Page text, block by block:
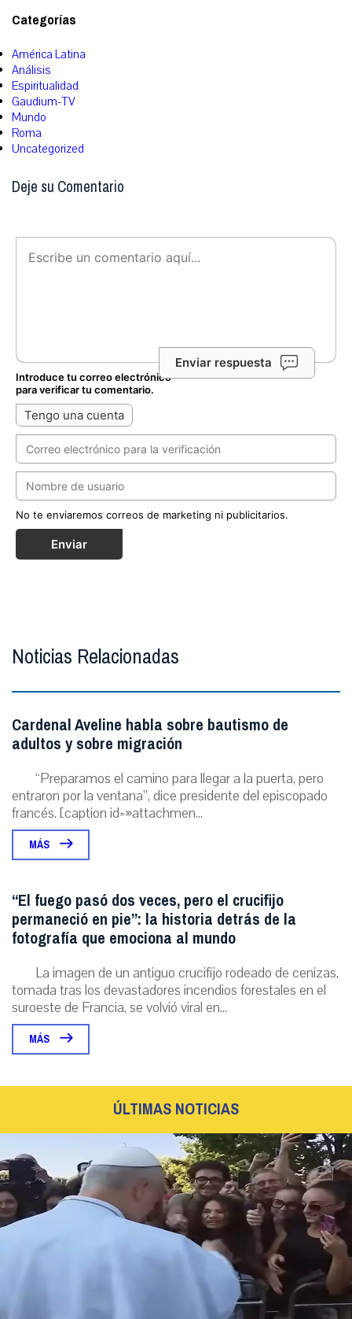
Categorías
América Latina
Análisis
Espiritualidad
Gaudium-TV
Mundo
Roma
Uncategorized
Deje su Comentario
Enviar respuesta
Introduce tu correo electrónico
para verificar tu comentario.
Tengo una cuenta
No te enviaremos correos de marketing ni publicitarios.
Enviar
Noticias Relacionadas
Cardenal Aveline habla sobre bautismo de
adultos y sobre migración
“Preparamos el camino para llegar a la puerta, pero
entraron por la ventana”, dice presidente del episcopado
francés. [caption id=»attachmen...
MÁS
“El fuego pasó dos veces, pero el crucifijo
permaneció en pie”: la historia detrás de la
fotografía que emociona al mundo
La imagen de un antiguo crucifijo rodeado de cenizas,
tomada tras los devastadores incendios forestales en el
suroeste de Francia, se volvió viral en...
MÁS
ÚLTIMAS NOTICIAS